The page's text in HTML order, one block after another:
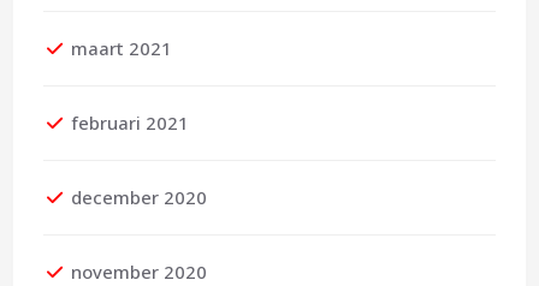
maart 2021
februari 2021
december 2020
november 2020